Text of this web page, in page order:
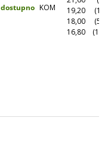
dostupno KOM
19,20
18,00
16,80